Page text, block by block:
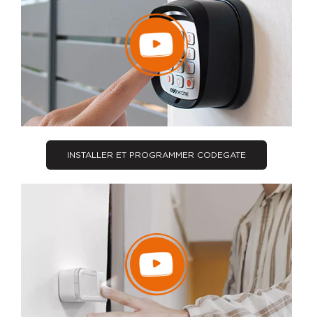
INSTALLER ET PROGRAMMER CODEGATE